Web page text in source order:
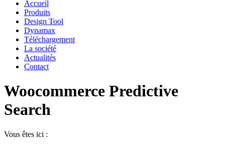
Accueil
Produits
Design Tool
Dynamax
Téléchargement
La société
Actualités
Contact
Woocommerce Predictive
Search
Vous êtes ici :